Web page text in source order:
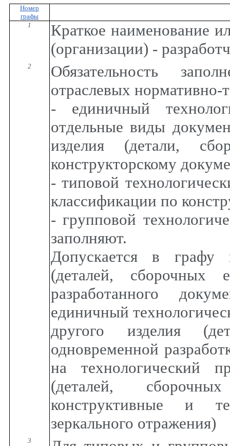
Номер
графы
1
Краткое наименование
(организации) -
2
Обязательность
отраслевых нормативно-
- единичный
отдельные виды
изделия (детали,
конструкторскому
- типовой
классификации по
- групповой
заполняют.
Допускается в графу
(деталей, сборочных
разработанного
единичный
другого изделия
одновременной
на технологический
(деталей,
конструктивные и
зеркального отражения)
3